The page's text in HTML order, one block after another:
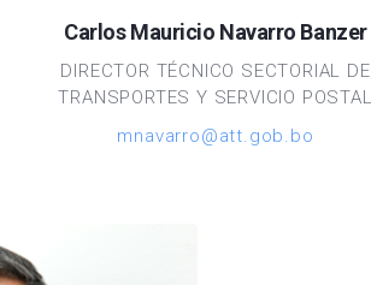
Carlos Mauricio Navarro Banzer
DIRECTOR TÉCNICO SECTORIAL DE
TRANSPORTES Y SERVICIO POSTAL
mnavarro@att.gob.bo